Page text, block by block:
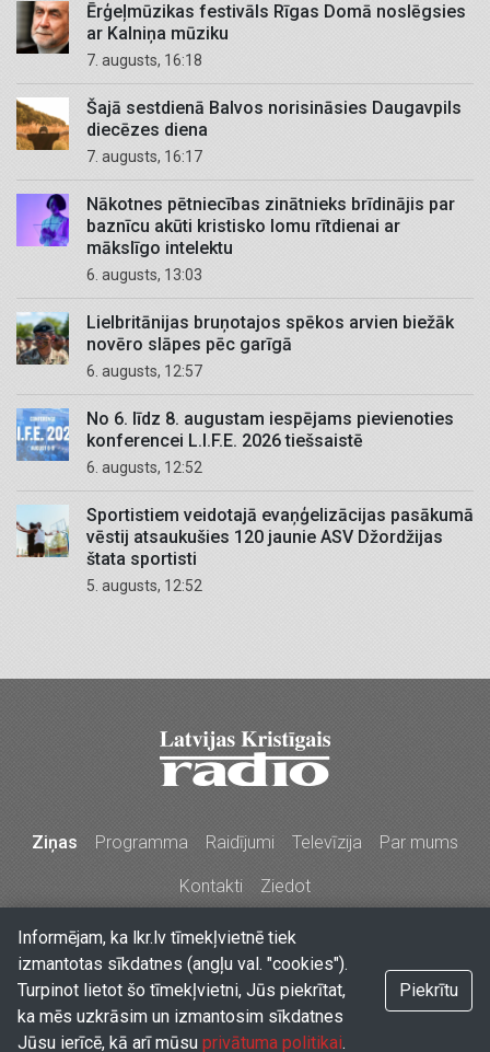
Ērģeļmūzikas festivāls Rīgas Domā noslēgsies
ar Kalniņa mūziku
7. augusts, 16:18
Šajā sestdienā Balvos norisināsies Daugavpils
diecēzes diena
7. augusts, 16:17
Nākotnes pētniecības zinātnieks brīdinājis par
baznīcu akūti kristisko lomu rītdienai ar
mākslīgo intelektu
6. augusts, 13:03
Lielbritānijas bruņotajos spēkos arvien biežāk
novēro slāpes pēc garīgā
6. augusts, 12:57
No 6. līdz 8. augustam iespējams pievienoties
konferencei L.I.F.E. 2026 tiešsaistē
6. augusts, 12:52
Sportistiem veidotajā evaņģelizācijas pasākumā
vēstij atsaukušies 120 jaunie ASV Džordžijas
štata sportisti
5. augusts, 12:52
Ziņas Programma Raidījumi Televīzija Par mums
Kontakti Ziedot
Stabu iela 77a, Rīga, LV-1009, Latvija
67210096, e-pastslkr@lkr.lv •
Copyright 2026 SIA "Vārds
& Co" - Latvijas Kristīgais radio
Informējam, ka lkr.lv tīmekļvietnē tiek
izmantotas sīkdatnes (angļu val. "cookies").
Turpinot lietot šo tīmekļvietni, Jūs piekrītat,
ka mēs uzkrāsim un izmantosim sīkdatnes
Jūsu ierīcē, kā arī mūsu privātuma politikai.
Piekrītu